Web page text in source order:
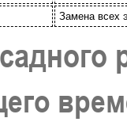
Замена всех